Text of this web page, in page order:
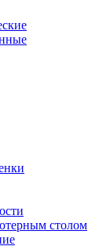
столом